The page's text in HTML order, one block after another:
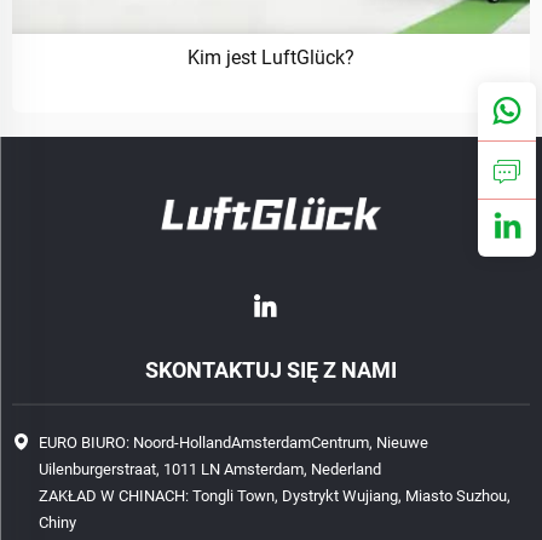
Kim jest LuftGlück?
SKONTAKTUJ SIĘ Z NAMI
EURO BIURO: Noord-HollandAmsterdamCentrum, Nieuwe
Uilenburgerstraat, 1011 LN Amsterdam, Nederland
ZAKŁAD W CHINACH: Tongli Town, Dystrykt Wujiang, Miasto Suzhou,
Chiny